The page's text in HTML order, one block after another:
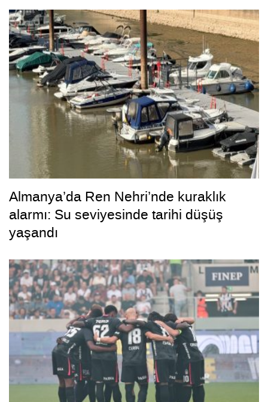
Almanya’da Ren Nehri’nde kuraklık
alarmı: Su seviyesinde tarihi düşüş
yaşandı